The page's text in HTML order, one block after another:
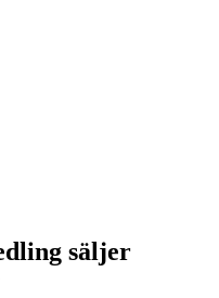
säljer